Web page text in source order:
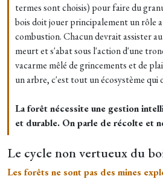
termes sont choisis) pour faire du
bois doit jouer principalement un rôle
combustion. Chacun devrait assister
meurt et s'abat sous l'action d'une
vacarme mêlé de grincements et de
un arbre, c'est tout un écosystème qui
La forêt nécessite une gestion
et durable. On parle de récolte et
Le cycle non vertueux du
Les forêts ne sont pas des mines